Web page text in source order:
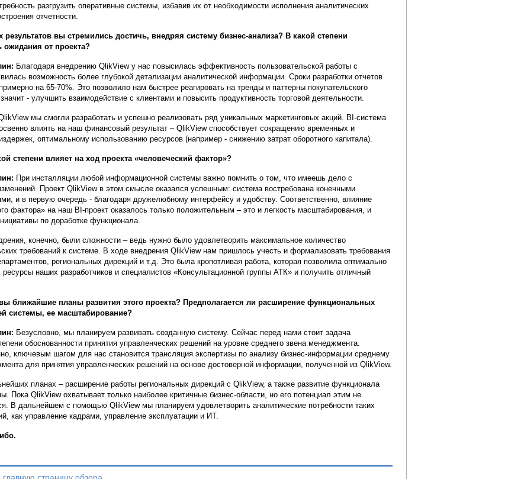
разгрузить оперативные системы, избавив их от необходимости исполнения аналитических
отчетности.
результатов вы стремились достичь, внедряя систему бизнес-анализа? В какой степени
ожидания от проекта?
Благодаря внедрению QlikView у нас повысилась эффективность пользовательской работы с
возможность более глубокой детализации аналитической информации. Сроки разработки отчетов
на 65-70%. Это позволило нам быстрее реагировать на тренды и паттерны покупательского
- улучшить взаимодействие с клиентами и повысить продуктивность торговой деятельности.
мы смогли разработать и успешно реализовать ряд уникальных маркетинговых акций. BI-система
влиять на наш финансовый результат – QlikView способствует сокращению временных и
оптимальному использованию ресурсов (например - снижению затрат оборотного капитала).
степени влияет на ход проекта «человеческий фактор»?
При инсталляции любой информационной системы важно помнить о том, что имеешь дело с
Проект QlikView в этом смысле оказался успешным: система востребована конечными
и в первую очередь - благодаря дружелюбному интерфейсу и удобству. Соответственно, влияние
фактора» на наш BI-проект оказалось только положительным – это и легкость масштабирования, и
по доработке функционала.
конечно, были сложности – ведь нужно было удовлетворить максимальное количество
требований к системе. В ходе внедрения QlikView нам пришлось учесть и формализовать требования
региональных дирекций и т.д. Это была кропотливая работа, которая позволила оптимально
ресурсы наших разработчиков и специалистов «Консультационной группы АТК» и получить отличный
ближайшие планы развития этого проекта? Предполагается ли расширение функциональных
системы, ее масштабирование?
Безусловно, мы планируем развивать созданную систему. Сейчас перед нами стоит задача
обоснованности принятия управленческих решений на уровне среднего звена менеджмента.
ключевым шагом для нас становится трансляция экспертизы по анализу бизнес-информации среднему
для принятия управленческих решений на основе достоверной информации, полученной из QlikView.
планах – расширение работы региональных дирекций с QlikView, а также развитие функционала
Пока QlikView охватывает только наиболее критичные бизнес-области, но его потенциал этим не
В дальнейшем с помощью QlikView мы планируем удовлетворить аналитические потребности таких
как управление кадрами, управление эксплуатации и ИТ.